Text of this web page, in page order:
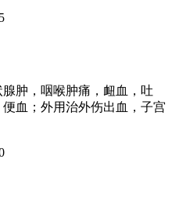
肿，咽喉肿痛，衄血，吐
血；外用治外伤出血，子宫